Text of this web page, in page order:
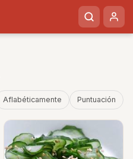
Aflabéticamente Puntuación